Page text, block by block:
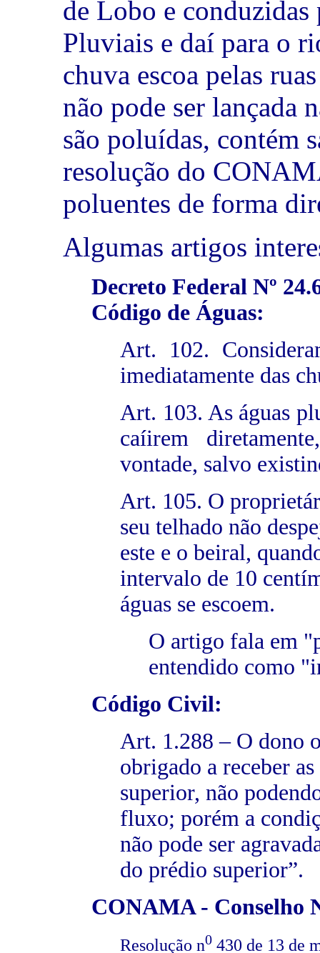
de Lobo e conduzidas
Pluviais e daí para o
chuva escoa pelas
não pode ser lançada
são poluídas, contém
resolução do
poluentes de forma
Algumas artigos
Decreto Federal Nº
Código de Águas:
Art. 102.
imediatamente das
Art. 103. As águas
caíirem
vontade, salvo
Art. 105. O
seu telhado não
este e o beiral,
intervalo de 10
águas se escoem.
O artigo fala em
entendido como
Código Civil:
Art. 1.288 – O dono
obrigado a receber
superior, não
fluxo; porém a
não pode ser
do prédio superior”.
CONAMA - Conselho
Resolução n0 430 de 13 de